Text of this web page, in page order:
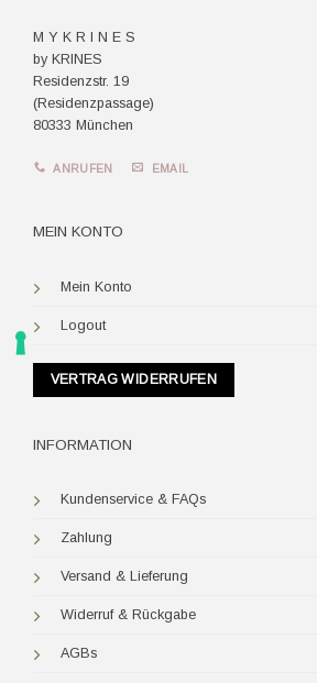
M Y K R I N E S
by KRINES
Residenzstr. 19
(Residenzpassage)
80333 München
ANRUFEN EMAIL
MEIN KONTO
Mein Konto
Logout
VERTRAG WIDERRUFEN
INFORMATION
Kundenservice & FAQs
Zahlung
Versand & Lieferung
Widerruf & Rückgabe
AGBs